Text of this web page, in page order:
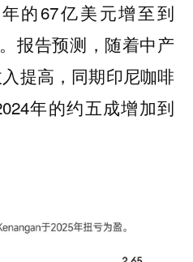
的67亿美元增至到
报告预测，随着中产
提高，同期印尼咖啡
年的约五成增加到